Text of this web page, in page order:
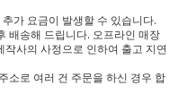
가 요금이 발생할 수 있습니다.
배송해 드립니다. 오프라인 매장
사의 사정으로 인하여 출고 지연
소로 여러 건 주문을 하신 경우 합